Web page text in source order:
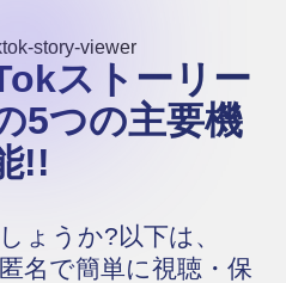
ストーリー
5つの主要機
!!
ょうか?以下は、
名で簡単に視聴・保